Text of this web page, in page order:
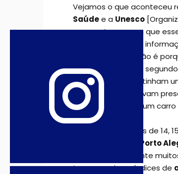
Vejamos o que aconteceu
Saúdee a Unesco
mesmo tempo em que
praticamente sem
não veem a aids não é
dePorto Alegre
e,
primeiras paradas tinham
balões, que marcavam
prefeitura parado, um
Havia muitos jovens de
Porto
voltado, mas durante
tem os maiores índices de